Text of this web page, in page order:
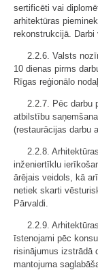
sertificēti vai
arhitektūras
rekonstrukcijā.
2.2.6. Valsts
10 dienas pirms
Rīgas reģionālo
2.2.7. Pēc darbu
atbilstību
(restaurācijas darbu
2.2.8.
inženiertīklu
ārējais veidols, kā
netiek skarti
Pārvaldi.
2.2.9.
īstenojami pēc
risinājumus izstrādā
mantojuma